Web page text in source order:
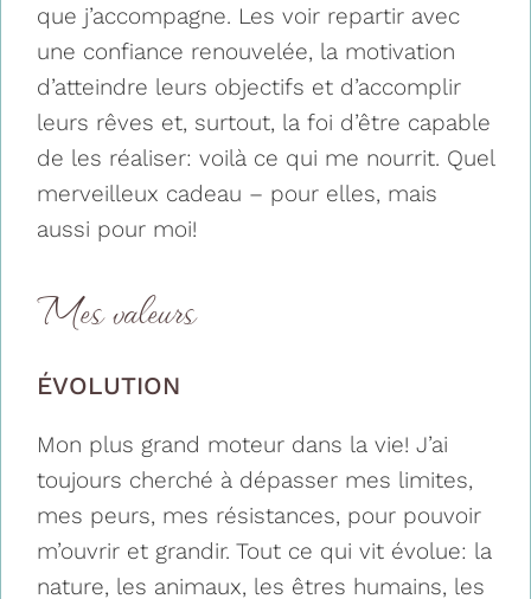
que j’accompagne. Les voir repartir avec
une confiance renouvelée, la motivation
d’atteindre leurs objectifs et d’accomplir
leurs rêves et, surtout, la foi d’être capable
de les réaliser: voilà ce qui me nourrit. Quel
merveilleux cadeau – pour elles, mais
aussi pour moi!
Mes valeurs
ÉVOLUTION
Mon plus grand moteur dans la vie! J’ai
toujours cherché à dépasser mes limites,
mes peurs, mes résistances, pour pouvoir
m’ouvrir et grandir. Tout ce qui vit évolue: la
nature, les animaux, les êtres humains, les